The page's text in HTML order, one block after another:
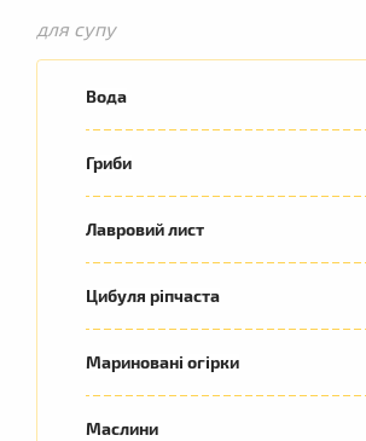
для супу
Вода
Гриби
Лавровий лист
Цибуля ріпчаста
Мариновані огірки
Маслини